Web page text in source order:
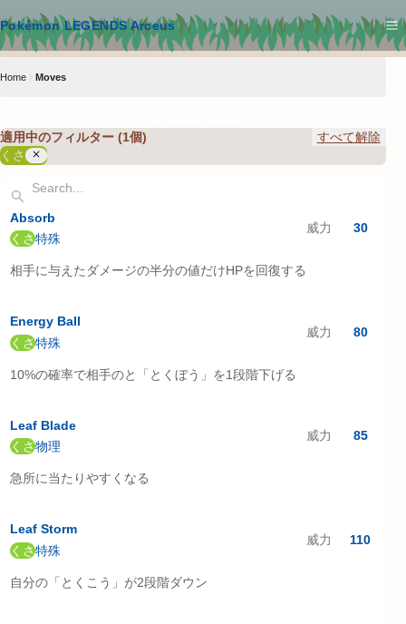
Pokémon LEGENDS Arceus
メインコンテンツへスキップ
Home Moves
適用中のフィルター (1個)
すべて解除
くさ
検索キーワードを入力してください
Absorb
くさ特殊
威力 30
相手に与えたダメージの半分の値だけHPを回復する
Energy Ball
くさ特殊
威力 80
10%の確率で相手のと「とくぼう」を1段階下げる
Leaf Blade
くさ物理
威力 85
急所に当たりやすくなる
Leaf Storm
くさ特殊
威力 110
自分の「とくこう」が2段階ダウン